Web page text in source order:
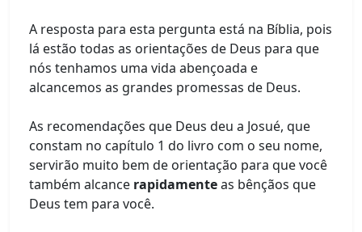
A resposta para esta pergunta está na Bíblia, pois
lá estão todas as orientações de Deus para que
nós tenhamos uma vida abençoada e
alcancemos as grandes promessas de Deus.
As recomendações que Deus deu a Josué, que
constam no capítulo 1 do livro com o seu nome,
servirão muito bem de orientação para que você
também alcance rapidamenteas bênçãos que
Deus tem para você.